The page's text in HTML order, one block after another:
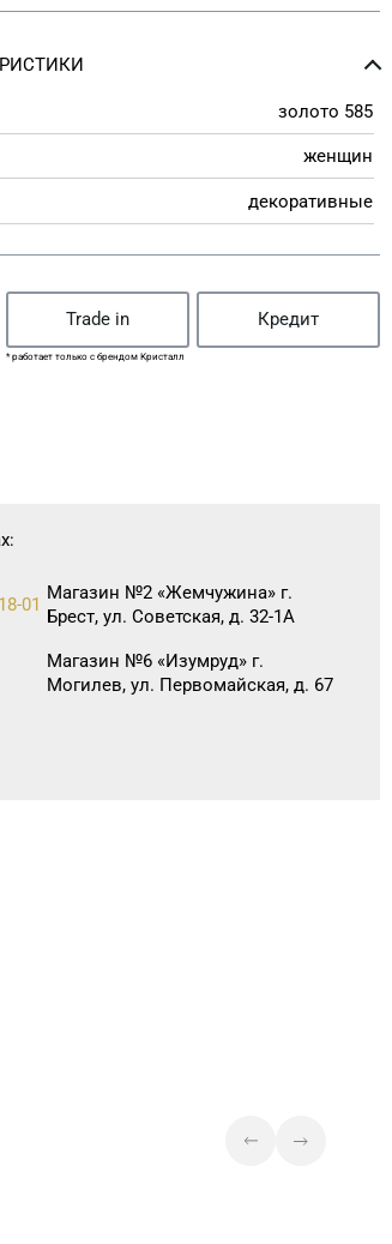
золото 585
женщин
декоративные
Trade in Кредит
* работает только с брендом Кристалл
01
Магазин №2 «Жемчужина» г.
Брест, ул. Советская, д. 32-1А
Магазин №6 «Изумруд» г.
Могилев, ул. Первомайская, д. 67